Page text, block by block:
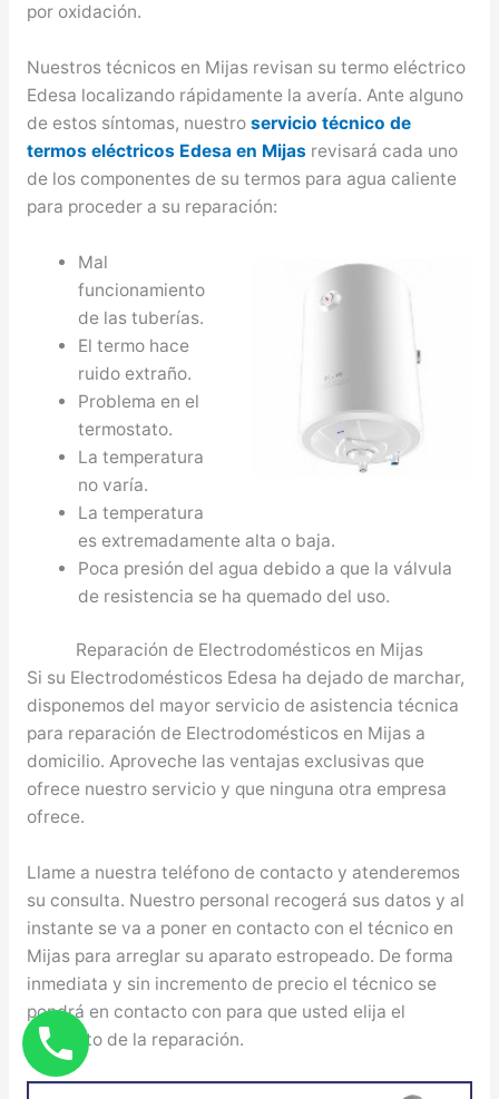
por oxidación.
Nuestros técnicos en Mijas revisan su termo eléctrico
Edesa localizando rápidamente la avería. Ante alguno
de estos síntomas, nuestro servicio técnico de
termos eléctricos Edesa en Mijasrevisará cada uno
de los componentes de su termos para agua caliente
para proceder a su reparación:
Mal
funcionamiento
de las tuberías.
El termo hace
ruido extraño.
Problema en el
termostato.
La temperatura
no varía.
La temperatura
es extremadamente alta o baja.
Poca presión del agua debido a que la válvula
de resistencia se ha quemado del uso.
Reparación de Electrodomésticos en Mijas
Si su Electrodomésticos Edesa ha dejado de marchar,
disponemos del mayor servicio de asistencia técnica
para reparación de Electrodomésticos en Mijas a
domicilio. Aproveche las ventajas exclusivas que
ofrece nuestro servicio y que ninguna otra empresa
ofrece.
Llame a nuestra teléfono de contacto y atenderemos
su consulta. Nuestro personal recogerá sus datos y al
instante se va a poner en contacto con el técnico en
Mijas para arreglar su aparato estropeado. De forma
inmediata y sin incremento de precio el técnico se
pondrá en contacto con para que usted elija el
momento de la reparación.